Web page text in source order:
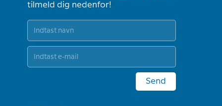
tilmeld dig nedenfor!
Send